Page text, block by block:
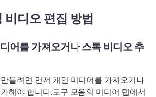
비디오 편집 방법
어를 가져오거나 스톡 비디오 추
들려면 먼저 개인 미디어를 가져오거나
해야 합니다.도구 모음의 미디어 탭에서